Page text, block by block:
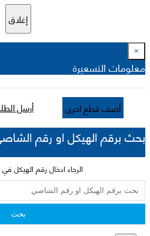
إغلاق
×
معلومات التسعيرة
أضف قطع اخرى أرسل
بحث برقم الهيكل او رقم
الرجاء ادخال رقم الهيكل
بحث